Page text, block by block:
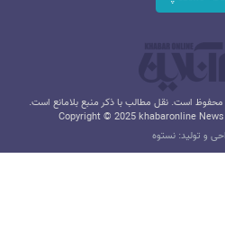
است. نقل مطالب با ذکر منبع بلامانع است.
Copyright © 2025 khabaronline
و تولید: نستوه